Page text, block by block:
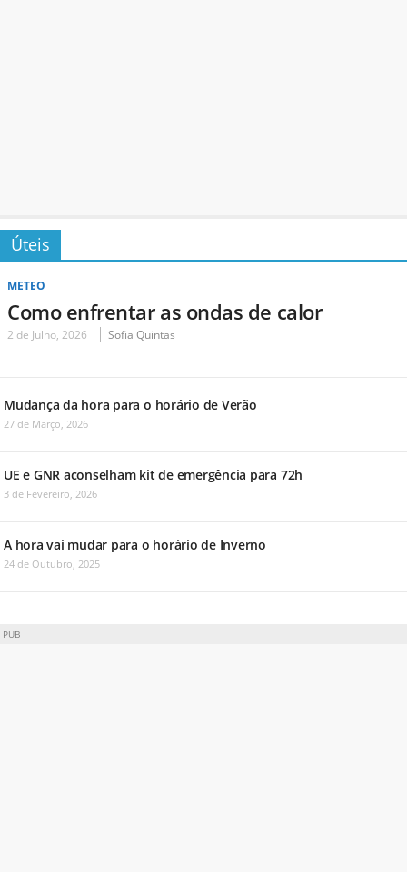
Úteis
METEO
Como enfrentar as ondas de calor
2 de Julho, 2026 Sofia Quintas
Mudança da hora para o horário de Verão
27 de Março, 2026
UE e GNR aconselham kit de emergência para 72h
3 de Fevereiro, 2026
A hora vai mudar para o horário de Inverno
24 de Outubro, 2025
PUB